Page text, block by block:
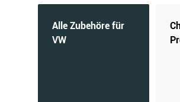
Alle Zubehöre für
VW